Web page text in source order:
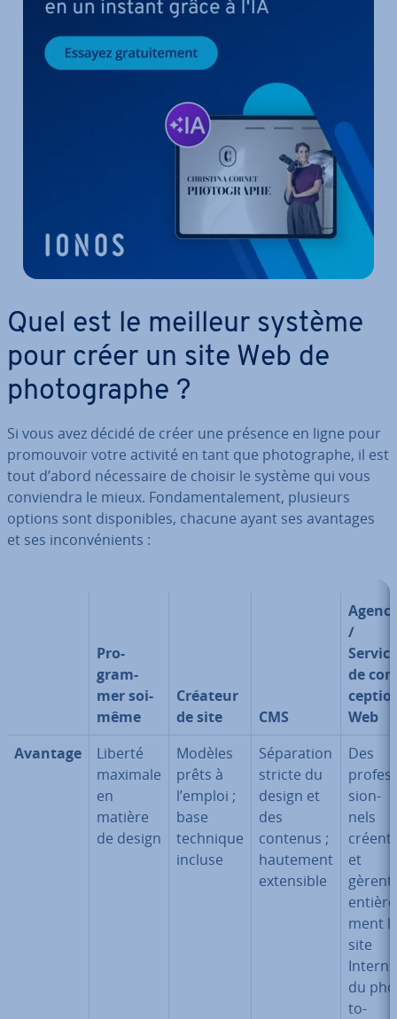
Quel est le meilleur système
pour créer un site Web de
pho­to­graphe ?
Si vous avez décidé de créer une présence en ligne pour
pro­mou­voir votre activité en tant que pho­to­graphe, il est
tout d’abord né­ces­saire de choisir le système qui vous
con­vien­dra le mieux. Fon­da­men­ta­le­ment, plusieurs
options sont dis­po­nibles, chacune ayant ses avantages
et ses in­con­vé­nients :
Pro­
gram­
mer soi-
même
Créateur
de site
CMS
/
Service
de
Web
Avantage
Liberté
maximale
en
matière
de design
Modèles
prêts à
l’emploi ;
base
technique
incluse
Sé­pa­ra­tion
stricte du
design et
des
contenus ;
hautement
ex­ten­sible
Des
pro­fes­
sion­
nels
créent
et
gèrent
ment
site
du
to­